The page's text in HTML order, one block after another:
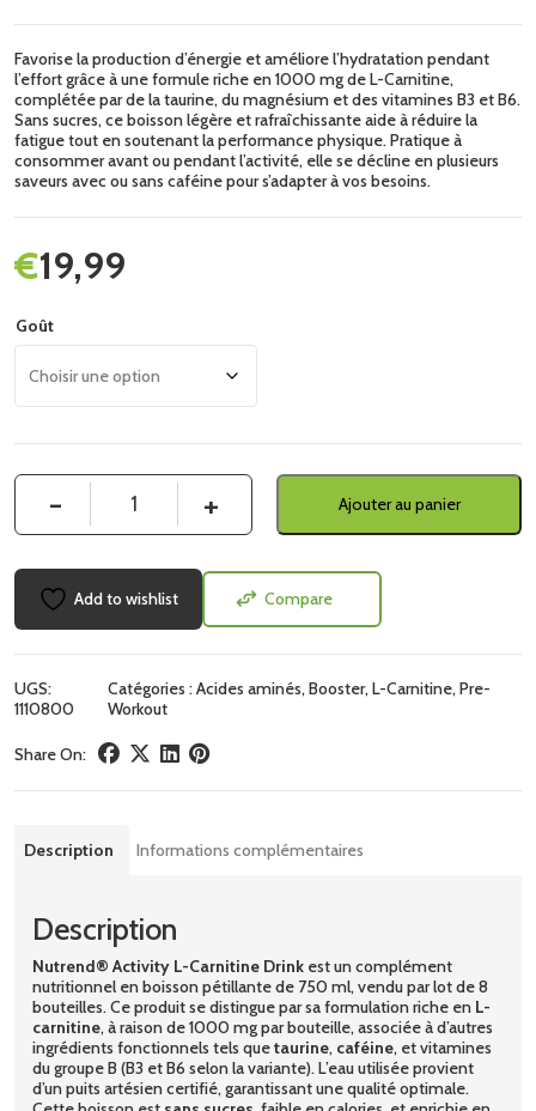
Favorise la production d’énergie et améliore l’hydratation pendant
l’effort grâce à une formule riche en 1000 mg de L-Carnitine,
complétée par de la taurine, du magnésium et des vitamines B3 et B6.
Sans sucres, ce boisson légère et rafraîchissante aide à réduire la
fatigue tout en soutenant la performance physique. Pratique à
consommer avant ou pendant l’activité, elle se décline en plusieurs
saveurs avec ou sans caféine pour s’adapter à vos besoins.
19,99
€
Goût
Ajouter au panier
Add to wishlist Compare
UGS:
1110800
Catégories :Acides aminés,Booster,L-Carnitine,Pre-
Workout
Share On:
Description Informations complémentaires
Description
Nutrend® Activity L-Carnitine Drink est un complément
nutritionnel en boisson pétillante de 750 ml, vendu par lot de 8
bouteilles. Ce produit se distingue par sa formulation riche en L-
carnitine, à raison de 1000 mg par bouteille, associée à d’autres
ingrédients fonctionnels tels quetaurine, caféine, et vitamines
du groupe B (B3 et B6 selon la variante). L’eau utilisée provient
d’un puits artésien certifié, garantissant une qualité optimale.